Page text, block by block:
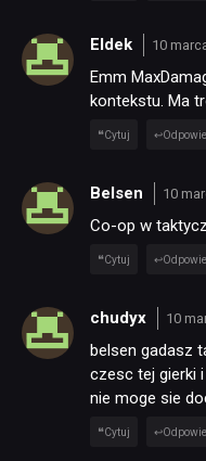
Eldek 10
Emm
kontekstu. Ma
Cytuj
Belsen 10
Co-op w
Cytuj
chudyx 10
belsen gadasz
czesc tej gierki
nie moge sie
Cytuj